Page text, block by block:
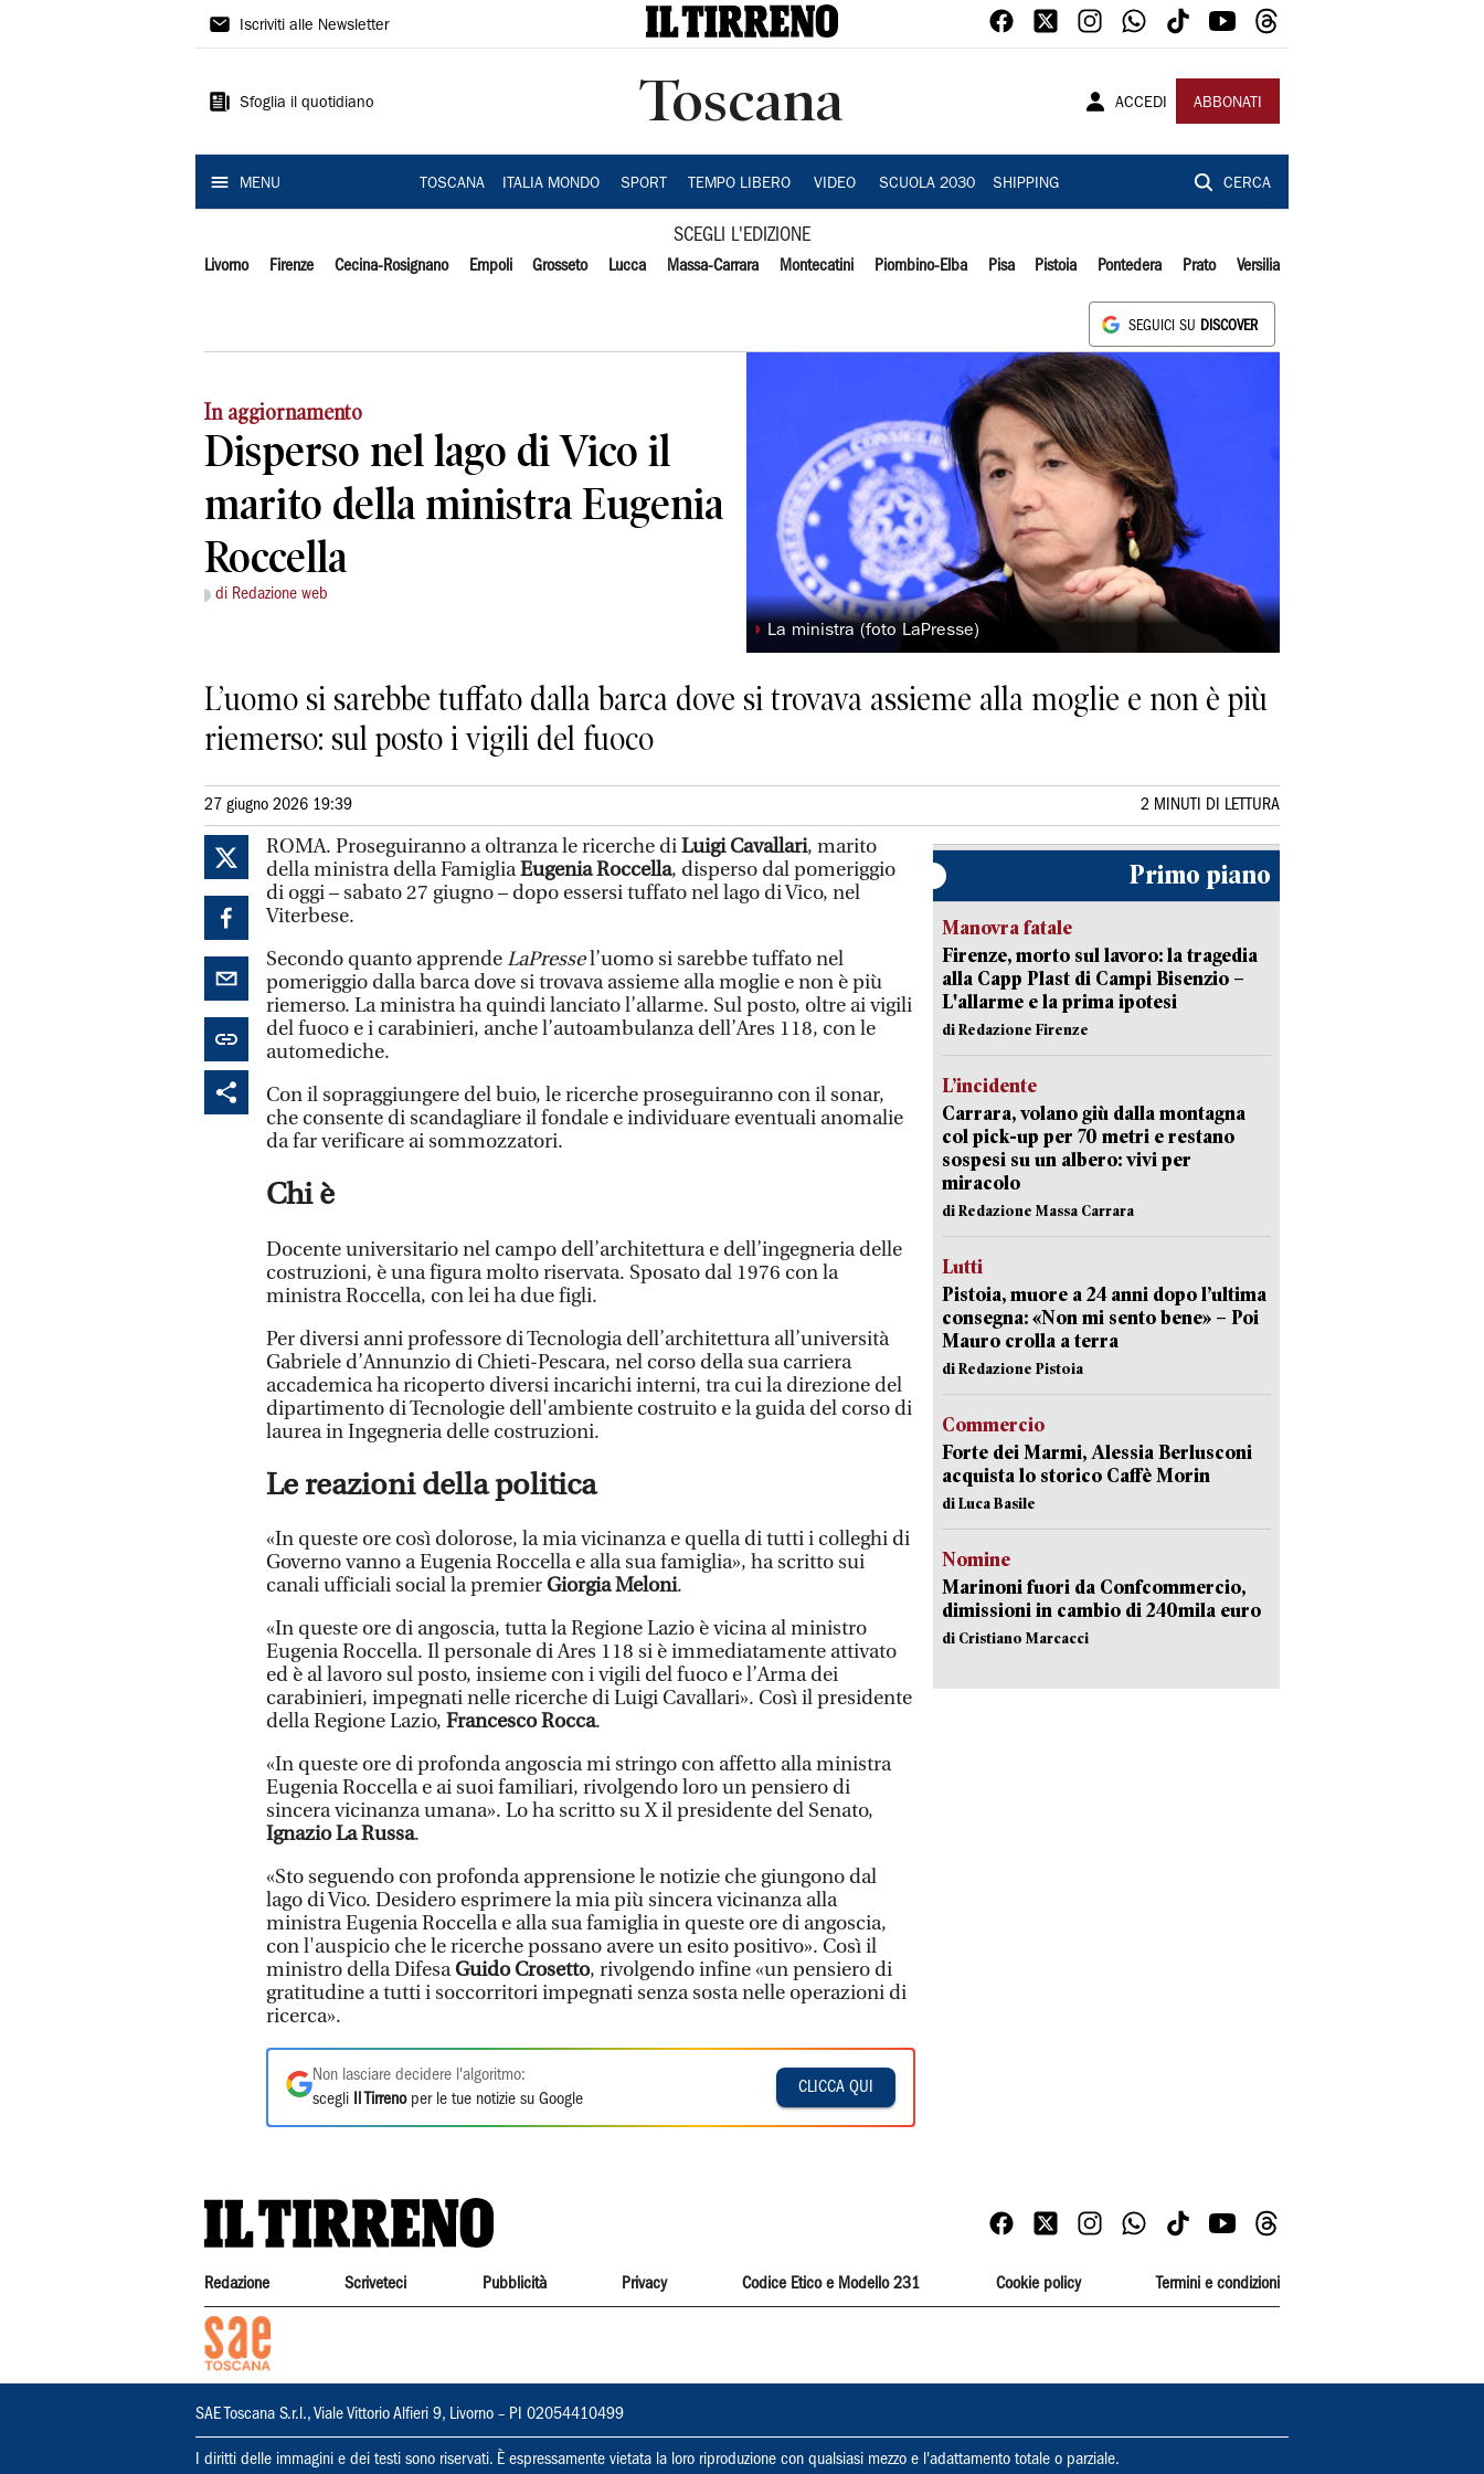
Il
Iscriviti alle Newsletter
Sfoglia il quotidiano Toscana ACCEDI ABBONATI
MENU TOSCANA ITALIA MONDO SPORT TEMPO LIBERO VIDEO SCUOLA 2030 SHIPPING CERCA
SCEGLI L'EDIZIONE
Livorno Firenze Cecina-Rosignano Empoli Grosseto Lucca Massa-Carrara Montecatini Piombino-Elba Pisa Pistoia Pontedera Prato Versilia
SEGUICI SU DISCOVER
In aggiornamento
Disperso nel lago di Vico il
marito della ministra Eugenia
Roccella
di Redazione web
◗ La ministra (foto LaPresse)
L’uomo si sarebbe tuffato dalla barca dove si trovava assieme alla moglie e non è più
riemerso: sul posto i vigili del fuoco
27 giugno 2026 19:39 2 MINUTI DI LETTURA
ROMA. Proseguiranno a oltranza le ricerche diLuigi Cavallari, marito
della ministra della FamigliaEugenia Roccella, disperso dal pomeriggio
di oggi – sabato 27 giugno – dopo essersi tuffato nel lago di Vico, nel
Viterbese.
Secondo quanto apprendeLaPressel’uomo si sarebbe tuffato nel
pomeriggio dalla barca dove si trovava assieme alla moglie e non è più
riemerso. La ministra ha quindi lanciato l’allarme. Sul posto, oltre ai vigili
del fuoco e i carabinieri, anche l’autoambulanza dell’Ares 118, con le
automediche.
Con il sopraggiungere del buio, le ricerche proseguiranno con il sonar,
che consente di scandagliare il fondale e individuare eventuali anomalie
da far verificare ai sommozzatori.
Chi è
Docente universitario nel campo dell’architettura e dell’ingegneria delle
costruzioni, è una figura molto riservata. Sposato dal 1976 con la
ministra Roccella, con lei ha due figli.
Per diversi anni professore di Tecnologia dell’architettura all’università
Gabriele d’Annunzio di Chieti-Pescara, nel corso della sua carriera
accademica ha ricoperto diversi incarichi interni, tra cui la direzione del
dipartimento di Tecnologie dell'ambiente costruito e la guida del corso di
laurea in Ingegneria delle costruzioni.
Le reazioni della politica
«In queste ore così dolorose, la mia vicinanza e quella di tutti i colleghi di
Governo vanno a Eugenia Roccella e alla sua famiglia», ha scritto sui
canali ufficiali social la premierGiorgia Meloni.
«In queste ore di angoscia, tutta la Regione Lazio è vicina al ministro
Eugenia Roccella. Il personale di Ares 118 si è immediatamente attivato
ed è al lavoro sul posto, insieme con i vigili del fuoco e l’Arma dei
carabinieri, impegnati nelle ricerche di Luigi Cavallari». Così il presidente
della Regione Lazio, Francesco Rocca.
«In queste ore di profonda angoscia mi stringo con affetto alla ministra
Eugenia Roccella e ai suoi familiari, rivolgendo loro un pensiero di
sincera vicinanza umana». Lo ha scritto su X il presidente del Senato,
Ignazio La Russa.
«Sto seguendo con profonda apprensione le notizie che giungono dal
lago di Vico. Desidero esprimere la mia più sincera vicinanza alla
ministra Eugenia Roccella e alla sua famiglia in queste ore di angoscia,
con l'auspicio che le ricerche possano avere un esito positivo». Così il
ministro della DifesaGuido Crosetto, rivolgendo infine «un pensiero di
gratitudine a tutti i soccorritori impegnati senza sosta nelle operazioni di
ricerca».
Non lasciare decidere l'algoritmo:
scegli
Il Tirrenoper le tue notizie su Google
CLICCA QUI
Primo piano
Manovra fatale
Firenze, morto sul lavoro: la tragedia
alla Capp Plast di Campi Bisenzio –
L'allarme e la prima ipotesi
di Redazione Firenze
L’incidente
Carrara, volano giù dalla montagna
col pick-up per 70 metri e restano
sospesi su un albero: vivi per
miracolo
di Redazione Massa Carrara
Lutti
Pistoia, muore a 24 anni dopo l’ultima
consegna: «Non mi sento bene» – Poi
Mauro crolla a terra
di Redazione Pistoia
Commercio
Forte dei Marmi, Alessia Berlusconi
acquista lo storico Caffè Morin
di Luca Basile
Nomine
Marinoni fuori da Confcommercio,
dimissioni in cambio di 240mila euro
di Cristiano Marcacci
Redazione Scriveteci Pubblicità Privacy Codice Etico e Modello 231 Cookie policy Termini e condizioni
SAE Toscana S.r.l., Viale Vittorio Alfieri 9, Livorno – PI 02054410499
I diritti delle immagini e dei testi sono riservati. È espressamente vietata la loro riproduzione con qualsiasi mezzo e l'adattamento totale o parziale.